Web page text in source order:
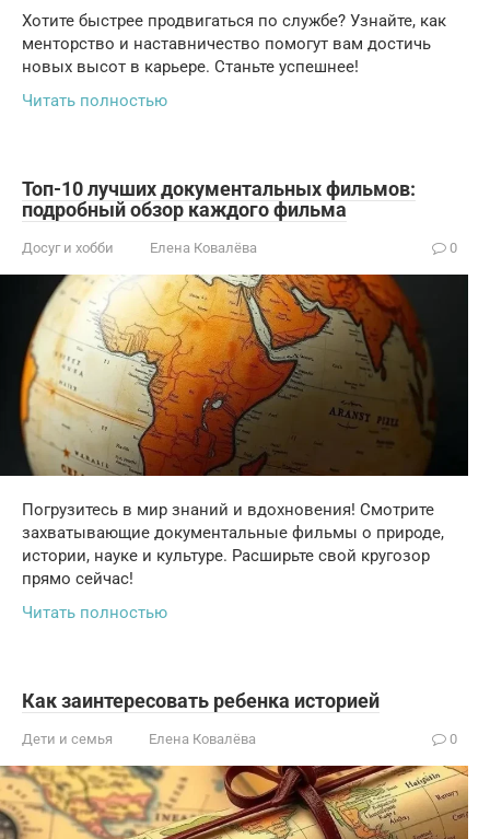
Хотите быстрее продвигаться по службе? Узнайте, как
менторство и наставничество помогут вам достичь
новых высот в карьере. Станьте успешнее!
Читать полностью
Топ-10 лучших документальных фильмов:
подробный обзор каждого фильма
Досуг и хобби Елена Ковалёва 0
Погрузитесь в мир знаний и вдохновения! Смотрите
захватывающие документальные фильмы о природе,
истории, науке и культуре. Расширьте свой кругозор
прямо сейчас!
Читать полностью
Как заинтересовать ребенка историей
Дети и семья Елена Ковалёва 0